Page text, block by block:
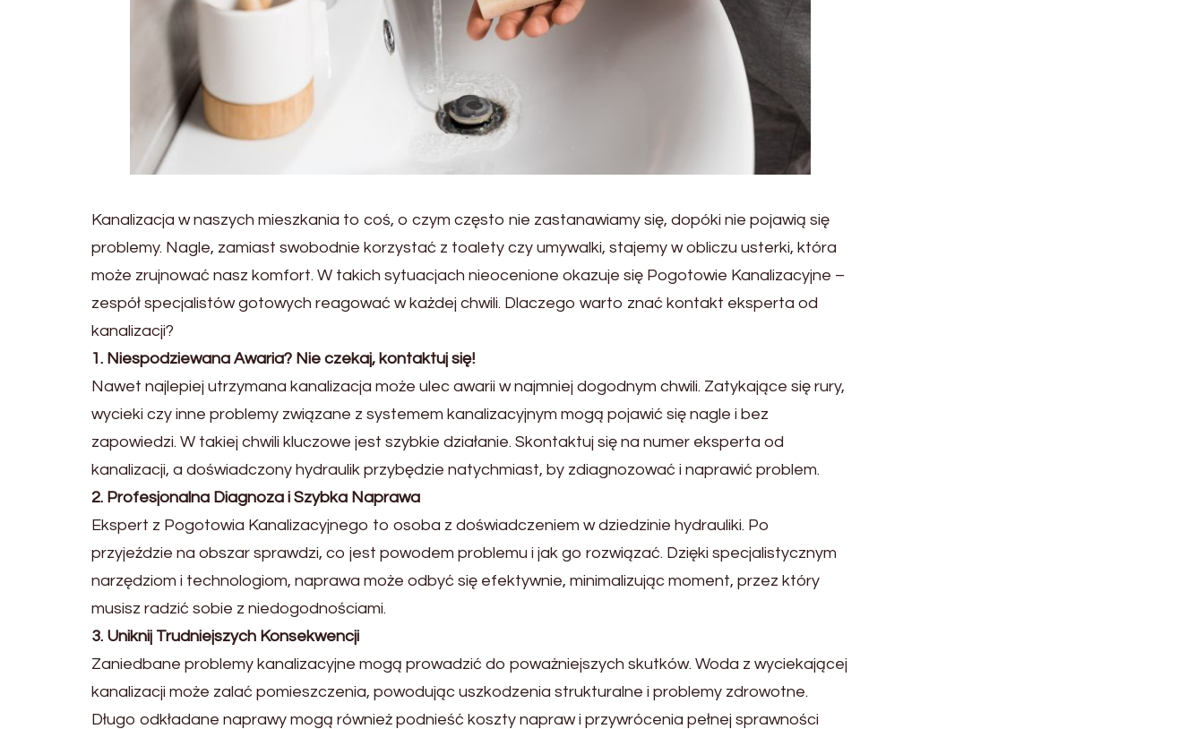
Kanalizacja w naszych mieszkania to coś, o czym często nie zastanawiamy się, dopóki nie pojawią się
problemy. Nagle, zamiast swobodnie korzystać z toalety czy umywalki, stajemy w obliczu usterki, która
może zrujnować nasz komfort. W takich sytuacjach nieocenione okazuje się Pogotowie Kanalizacyjne –
zespół specjalistów gotowych reagować w każdej chwili. Dlaczego warto znać kontakt eksperta od
kanalizacji?
1. Niespodziewana Awaria? Nie czekaj, kontaktuj się!
Nawet najlepiej utrzymana kanalizacja może ulec awarii w najmniej dogodnym chwili. Zatykające się rury,
wycieki czy inne problemy związane z systemem kanalizacyjnym mogą pojawić się nagle i bez
zapowiedzi. W takiej chwili kluczowe jest szybkie działanie. Skontaktuj się na numer eksperta od
kanalizacji, a doświadczony hydraulik przybędzie natychmiast, by zdiagnozować i naprawić problem.
2. Profesjonalna Diagnoza i Szybka Naprawa
Ekspert z Pogotowia Kanalizacyjnego to osoba z doświadczeniem w dziedzinie hydrauliki. Po
przyjeździe na obszar sprawdzi, co jest powodem problemu i jak go rozwiązać. Dzięki specjalistycznym
narzędziom i technologiom, naprawa może odbyć się efektywnie, minimalizując moment, przez który
musisz radzić sobie z niedogodnościami.
3. Uniknij Trudniejszych Konsekwencji
Zaniedbane problemy kanalizacyjne mogą prowadzić do poważniejszych skutków. Woda z wyciekającej
kanalizacji może zalać pomieszczenia, powodując uszkodzenia strukturalne i problemy zdrowotne.
Długo odkładane naprawy mogą również podnieść koszty napraw i przywrócenia pełnej sprawności